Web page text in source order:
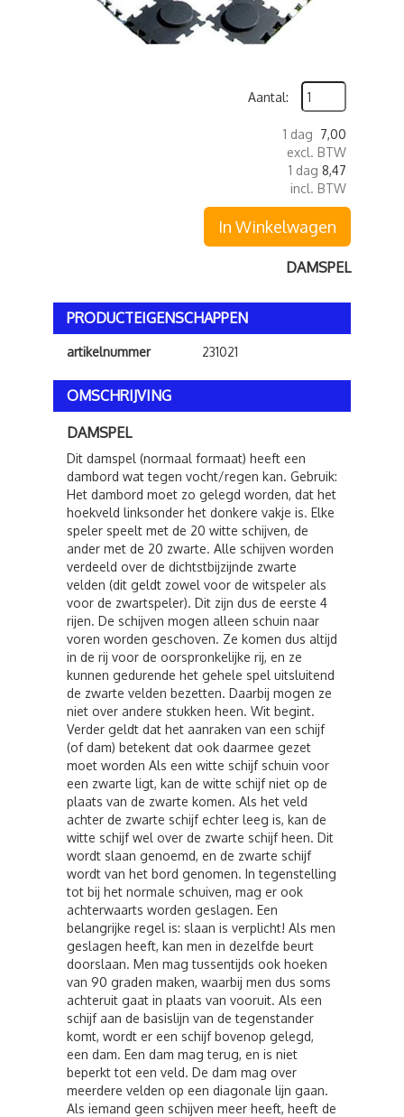
Aantal:
1 dag 7,00
excl. BTW
1 dag 8,47
incl. BTW
In Winkelwagen
DAMSPEL
PRODUCTEIGENSCHAPPEN
artikelnummer 231021
OMSCHRIJVING
DAMSPEL
Dit damspel (normaal formaat) heeft een
dambord wat tegen vocht/regen kan. Gebruik:
Het dambord moet zo gelegd worden, dat het
hoekveld linksonder het donkere vakje is. Elke
speler speelt met de 20 witte schijven, de
ander met de 20 zwarte. Alle schijven worden
verdeeld over de dichtstbijzijnde zwarte
velden (dit geldt zowel voor de witspeler als
voor de zwartspeler). Dit zijn dus de eerste 4
rijen. De schijven mogen alleen schuin naar
voren worden geschoven. Ze komen dus altijd
in de rij voor de oorspronkelijke rij, en ze
kunnen gedurende het gehele spel uitsluitend
de zwarte velden bezetten. Daarbij mogen ze
niet over andere stukken heen. Wit begint.
Verder geldt dat het aanraken van een schijf
(of dam) betekent dat ook daarmee gezet
moet worden Als een witte schijf schuin voor
een zwarte ligt, kan de witte schijf niet op de
plaats van de zwarte komen. Als het veld
achter de zwarte schijf echter leeg is, kan de
witte schijf wel over de zwarte schijf heen. Dit
wordt slaan genoemd, en de zwarte schijf
wordt van het bord genomen. In tegenstelling
tot bij het normale schuiven, mag er ook
achterwaarts worden geslagen. Een
belangrijke regel is: slaan is verplicht! Als men
geslagen heeft, kan men in dezelfde beurt
doorslaan. Men mag tussentijds ook hoeken
van 90 graden maken, waarbij men dus soms
achteruit gaat in plaats van vooruit. Als een
schijf aan de basislijn van de tegenstander
komt, wordt er een schijf bovenop gelegd,
een dam. Een dam mag terug, en is niet
beperkt tot een veld. De dam mag over
meerdere velden op een diagonale lijn gaan.
Als iemand geen schijven meer heeft, heeft de